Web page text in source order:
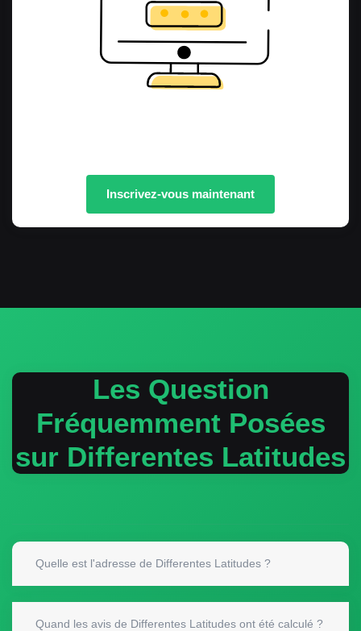
Inscrivez-vous maintenant
Les Question
Fréquemment Posées
sur Differentes Latitudes
Quelle est l'adresse de Differentes Latitudes ?
Quand les avis de Differentes Latitudes ont été calculé ?